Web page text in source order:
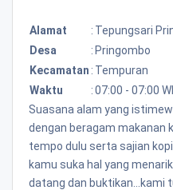
Alamat : Tepungsari
Desa
: Pringombo
Kecamatan : Tempuran
Waktu
:07:00 - 07:00
Suasana alam yang
dengan beragam makanan
tempo dulu serta sajian
kamu suka hal yang
datang dan buktikan...kami